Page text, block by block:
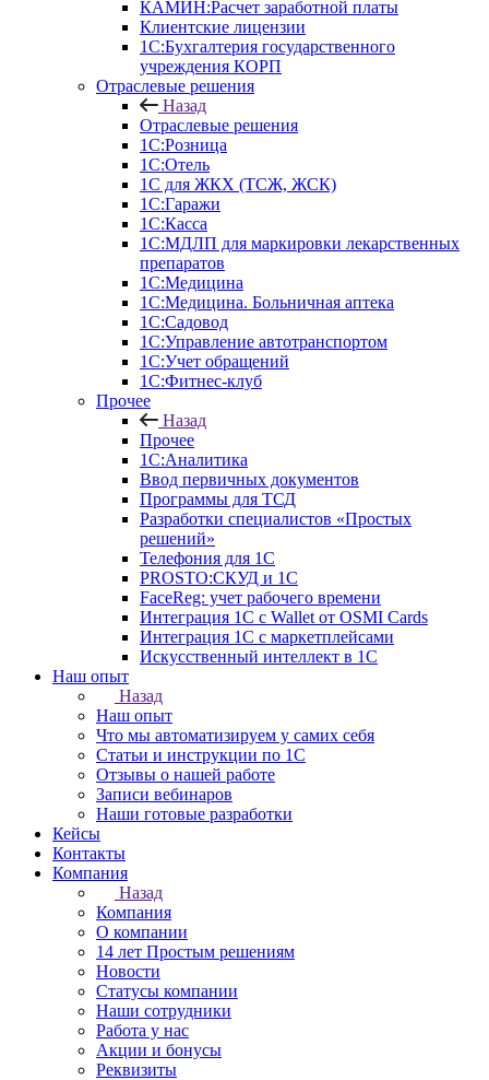
КАМИН:Расчет заработной платы
Клиентские лицензии
1С:Бухгалтерия государственного
учреждения КОРП
Отраслевые решения
Назад
Отраслевые решения
1С:Розница
1С:Отель
1С для ЖКХ (ТСЖ, ЖСК)
1С:Гаражи
1С:Касса
1С:МДЛП для маркировки лекарственных
препаратов
1С:Медицина
1С:Медицина. Больничная аптека
1С:Садовод
1С:Управление автотранспортом
1С:Учет обращений
1С:Фитнес-клуб
Прочее
Назад
Прочее
1С:Аналитика
Ввод первичных документов
Программы для ТСД
Разработки специалистов «Простых
решений»
Телефония для 1С
PROSTO:СКУД и 1С
FaceReg: учет рабочего времени
Интеграция 1С с Wallet от OSMI Cards
Интеграция 1С с маркетплейсами
Искусственный интеллект в 1С
Наш опыт
Назад
Наш опыт
Что мы автоматизируем у самих себя
Статьи и инструкции по 1С
Отзывы о нашей работе
Записи вебинаров
Наши готовые разработки
Кейсы
Контакты
Компания
Назад
Компания
О компании
14 лет Простым решениям
Новости
Статусы компании
Наши сотрудники
Работа у нас
Акции и бонусы
Реквизиты